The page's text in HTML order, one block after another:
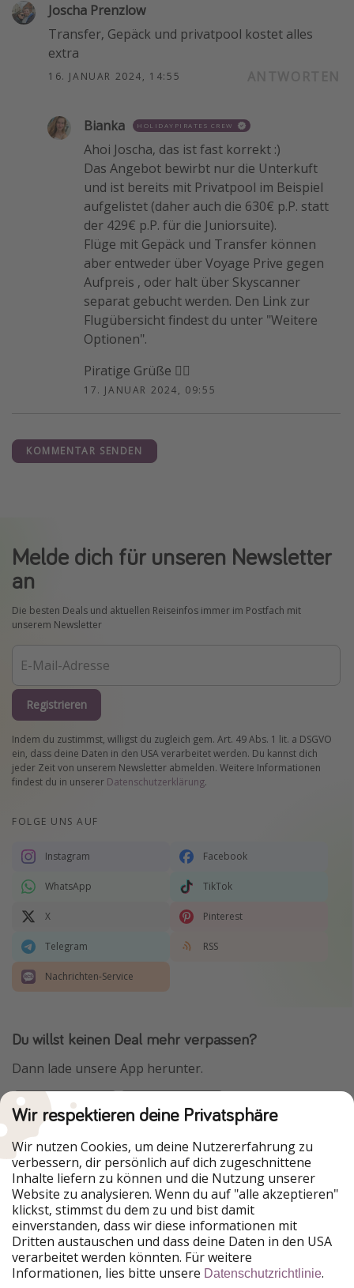
Joscha Prenzlow
Transfer, Gepäck und privatpool kostet alles
extra
16. JANUAR 2024, 14:55
Bianka HOLIDAYPIRATES CREW
Ahoi Joscha, das ist fast korrekt :)
Das Angebot bewirbt nur die Unterkuft
und ist bereits mit Privatpool im Beispiel
aufgelistet (daher auch die 630€ p.P. statt
der 429€ p.P. für die Juniorsuite).
Flüge mit Gepäck und Transfer können
aber entweder über Voyage Prive gegen
Aufpreis , oder halt über Skyscanner
separat gebucht werden. Den Link zur
Flugübersicht findest du unter "Weitere
Optionen".
Piratige Grüße 🏴‍☠️
17. JANUAR 2024, 09:55
KOMMENTAR SENDEN
Melde dich für unseren Newsletter
an
Die besten Deals und aktuellen Reiseinfos immer im Postfach mit
unserem Newsletter
Registrieren
Indem du zustimmst, willigst du zugleich gem. Art. 49 Abs. 1 lit. a DSGVO
ein, dass deine Daten in den USA verarbeitet werden. Du kannst dich
jeder Zeit von unserem Newsletter abmelden. Weitere Informationen
findest du in unserer Datenschutzerklärung.
FOLGE UNS AUF
Instagram Facebook
WhatsApp TikTok
X Pinterest
Telegram RSS
Nachrichten-Service
Du willst keinen Deal mehr verpassen?
Dann lade unsere App herunter.
Urlaubspiraten ist Teil der HolidayPirates Group
Unsere Märkte
PiratinViaggio
HolidayPirates
VakantiePiraten
WakacyjniPiraci
VoyagesPirates
Ferienpiraten
Urlaubspiraten
ViajerosPiratas
TravelPirates
Wir respektieren deine Privatsphäre
Wir nutzen Cookies, um deine Nutzererfahrung zu
verbessern, dir persönlich auf dich zugeschnittene
Inhalte liefern zu können und die Nutzung unserer
Website zu analysieren. Wenn du auf "alle akzeptieren"
klickst, stimmst du dem zu und bist damit
einverstanden, dass wir diese informationen mit
Dritten austauschen und dass deine Daten in den USA
verarbeitet werden könnten. Für weitere
Informationen, lies bitte unsere Datenschutzrichtlinie.